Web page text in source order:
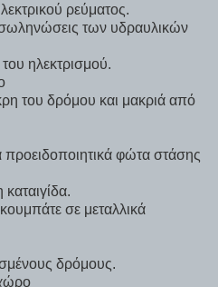
ρεύματος.
σωληνώσεις των υδραυλικών
ηλεκτρισμού.
του δρόμου και μακριά από
προειδοποιητικά φώτα στάσης
σε μεταλλικά
δρόμους.